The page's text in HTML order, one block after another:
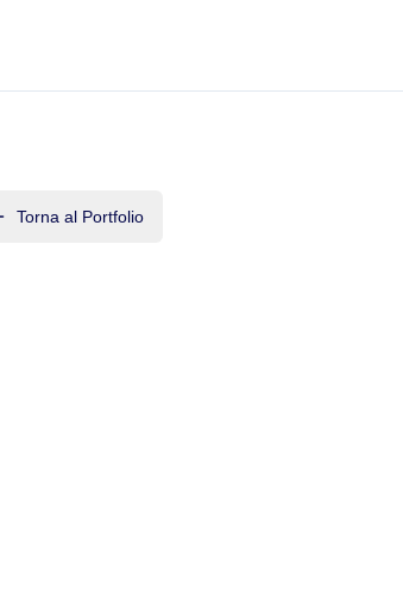
Torna al Portfolio